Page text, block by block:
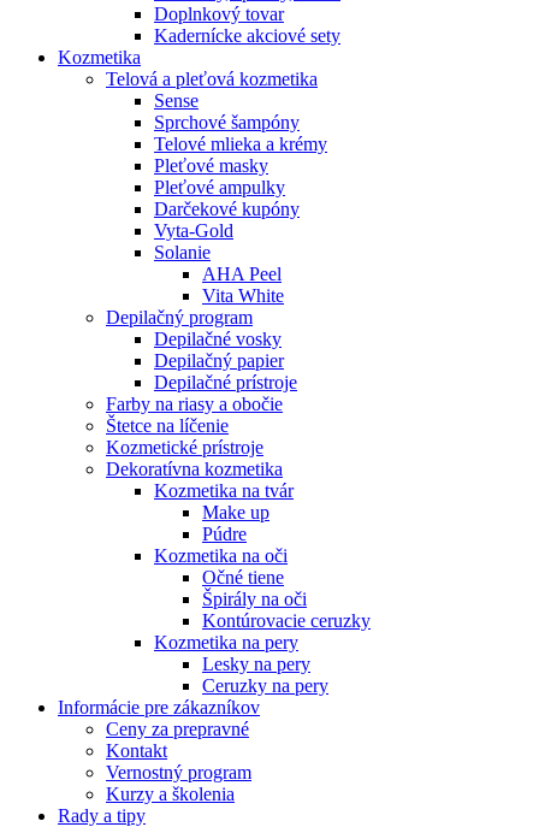
Doplnkový tovar
Kadernícke akciové sety
Kozmetika
Telová a pleťová kozmetika
Sense
Sprchové šampóny
Telové mlieka a krémy
Pleťové masky
Pleťové ampulky
Darčekové kupóny
Vyta-Gold
Solanie
AHA Peel
Vita White
Depilačný program
Depilačné vosky
Depilačný papier
Depilačné prístroje
Farby na riasy a obočie
Štetce na líčenie
Kozmetické prístroje
Dekoratívna kozmetika
Kozmetika na tvár
Make up
Púdre
Kozmetika na oči
Očné tiene
Špirály na oči
Kontúrovacie ceruzky
Kozmetika na pery
Lesky na pery
Ceruzky na pery
Informácie pre zákazníkov
Ceny za prepravné
Kontakt
Vernostný program
Kurzy a školenia
Rady a tipy